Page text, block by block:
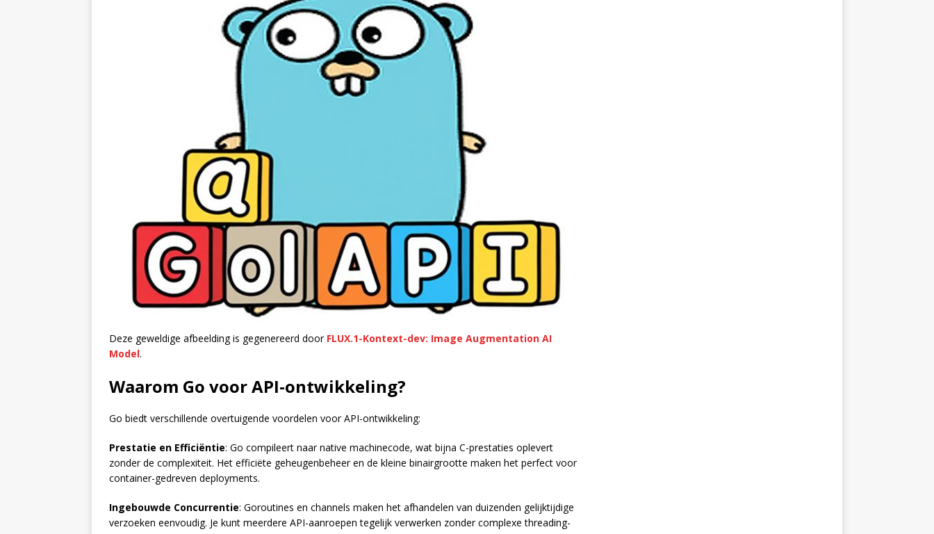
Deze geweldige afbeelding is gegenereerd door FLUX.1-Kontext-dev: Image Augmentation AI
Model.
Waarom Go voor API-ontwikkeling?
Go biedt verschillende overtuigende voordelen voor API-ontwikkeling:
Prestatie en Efficiëntie: Go compileert naar native machinecode, wat bijna C-prestaties oplevert
zonder de complexiteit. Het efficiëte geheugenbeheer en de kleine binairgrootte maken het perfect voor
container-gedreven deployments.
Ingebouwde Concurrentie: Goroutines en channels maken het afhandelen van duizenden gelijktijdige
verzoeken eenvoudig. Je kunt meerdere API-aanroepen tegelijk verwerken zonder complexe threading-